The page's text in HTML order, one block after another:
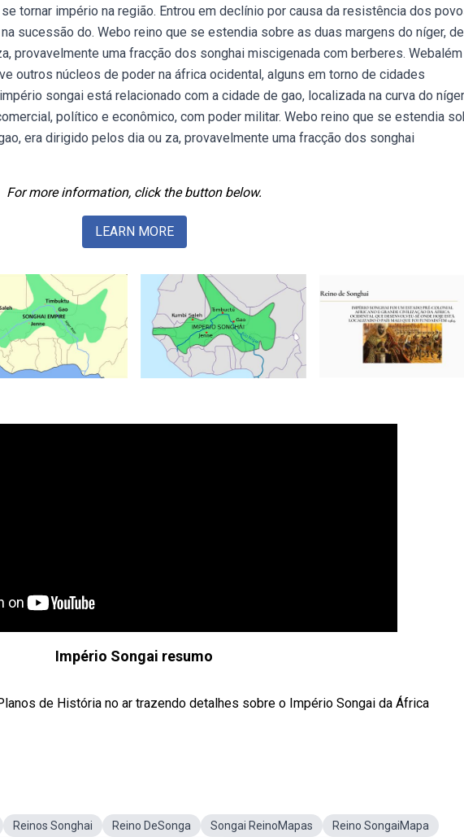
tornar império na região. Entrou em declínio por causa da resistência dos
sucessão do. Webo reino que se estendia sobre as duas margens do níger, de
provavelmente uma fracção dos songhai miscigenada com berberes. Webalém
outros núcleos de poder na áfrica ocidental, alguns em torno de cidades
songai está relacionado com a cidade de gao, localizada na curva do
político e econômico, com poder militar. Webo reino que se estendia
era dirigido pelos dia ou za, provavelmente uma fracção dos songhai
For more information, click the button below.
LEARN MORE
Império Songai resumo
de História no ar trazendo detalhes sobre o Império Songai da África
Reinos Songhai Reino DeSonga Songai ReinoMapas
Reino SongaiMapa